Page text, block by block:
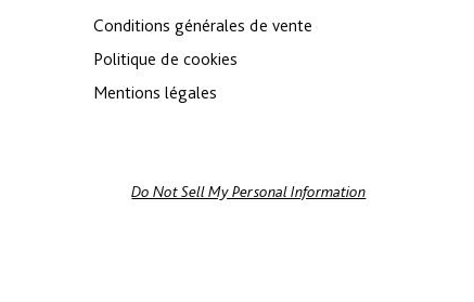
Conditions générales de vente
Politique de cookies
Mentions légales
Do Not Sell My Personal Information